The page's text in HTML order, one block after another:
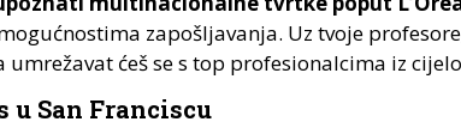
zapošljavanja. Uz tvoje
umrežavat ćeš se s top profesionalcima iz
u San Franciscu